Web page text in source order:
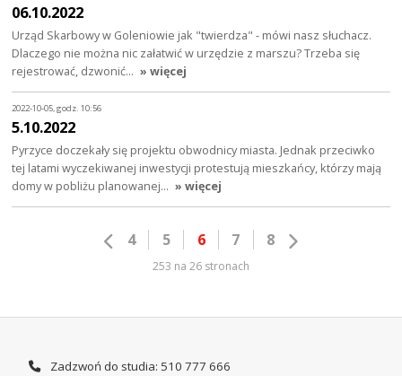
06.10.2022
Urząd Skarbowy w Goleniowie jak "twierdza" - mówi nasz słuchacz.
Dlaczego nie można nic załatwić w urzędzie z marszu? Trzeba się
rejestrować, dzwonić… » więcej
2022-10-05, godz. 10:56
5.10.2022
Pyrzyce doczekały się projektu obwodnicy miasta. Jednak przeciwko
tej latami wyczekiwanej inwestycji protestują mieszkańcy, którzy mają
domy w pobliżu planowanej… » więcej
4 5 6 7 8
253 na 26 stronach
Zadzwoń do studia: 510 777 666